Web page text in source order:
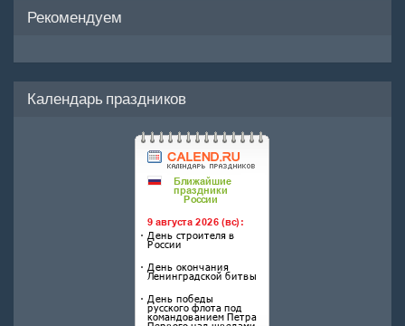
Рекомендуем
Календарь праздников